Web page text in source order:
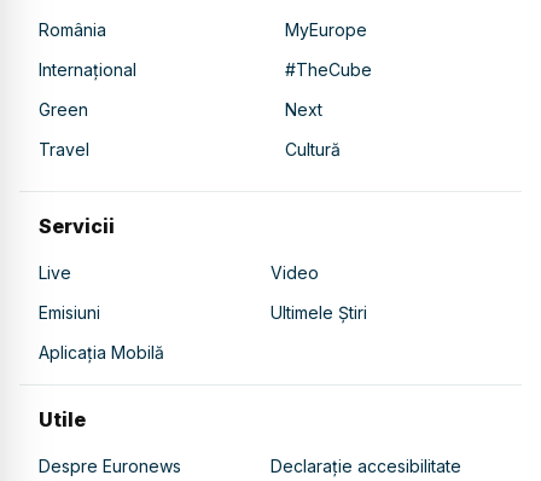
România
MyEurope
Internațional
#TheCube
Green
Next
Travel
Cultură
Servicii
Live
Video
Emisiuni
Ultimele Știri
Aplicația Mobilă
Utile
Despre Euronews Declarație accesibilitate